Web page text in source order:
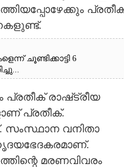
ചൂണ്ടിക്കാട്ടി 6
രാഷ്‌ട്രീയ
പ്രതീക്.
സംസ്ഥാന വനിതാ
മരണവിവരം